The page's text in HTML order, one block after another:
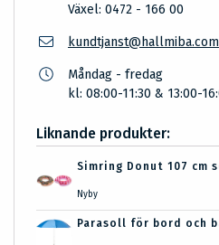
Växel: 0472 - 166 00
kundtjanst@hallmiba.com
Måndag - fredag
kl: 08:00-11:30 & 13:00-
Liknande produkter:
Simring Donut 107 cm
Nyby
Parasoll för bord och